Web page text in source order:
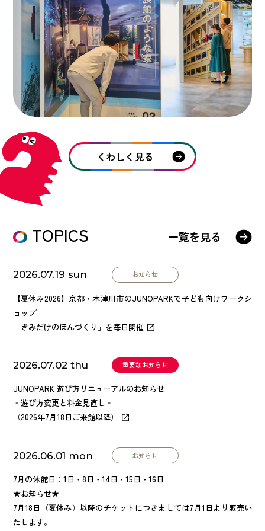
くわしく見る
TOPICS 一覧を見る
2026.07.19 sun お知らせ
【夏休み2026】京都・木津川市のJUNOPARKで子ども向けワークシ
ョップ
「きみだけのほんづくり」を毎日開催
2026.07.02 thu 重要なお知らせ
JUNOPARK 遊び方リニューアルのお知らせ
‐遊び方変更と料金見直し‐
（2026年7月18日ご来館以降）
2026.06.01 mon お知らせ
7月の休館日：1日・8日・14日・15日・16日
★お知らせ★
7月18日（夏休み）以降のチケットにつきましては7月1日より販売い
たします。